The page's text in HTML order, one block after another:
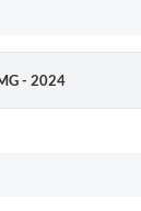
- 2024